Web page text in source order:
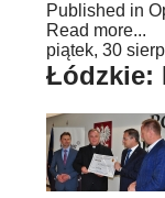
Published in
Read more...
piątek, 30
Łódzkie: